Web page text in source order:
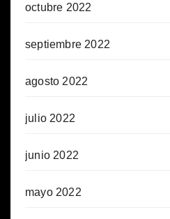
octubre 2022
septiembre 2022
agosto 2022
julio 2022
junio 2022
mayo 2022